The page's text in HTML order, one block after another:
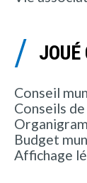
JOUÉ
Conseil
Conseils
Budget
Affichage